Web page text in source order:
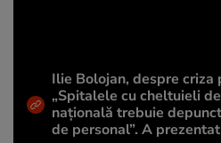
Ilie Bolojan, despre
„Spitalele cu cheltuieli
națională trebuie
de personal”. A